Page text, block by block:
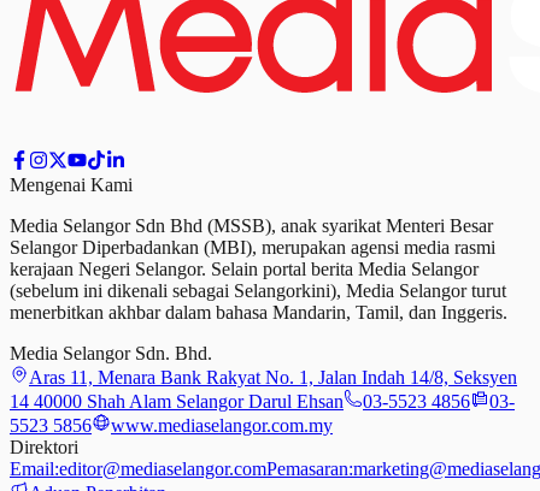
Mengenai Kami
Media Selangor Sdn Bhd (MSSB), anak syarikat Menteri Besar
Selangor Diperbadankan (MBI), merupakan agensi media rasmi
kerajaan Negeri Selangor. Selain portal berita Media Selangor
(sebelum ini dikenali sebagai Selangorkini), Media Selangor turut
menerbitkan akhbar dalam bahasa Mandarin, Tamil, dan Inggeris.
Media Selangor Sdn. Bhd.
Aras 11, Menara Bank Rakyat No. 1, Jalan Indah 14/8, Seksyen
14 40000 Shah Alam Selangor Darul Ehsan
03-5523 4856
03-
5523 5856
www.mediaselangor.com.my
Direktori
Email:editor@mediaselangor.comPemasaran: